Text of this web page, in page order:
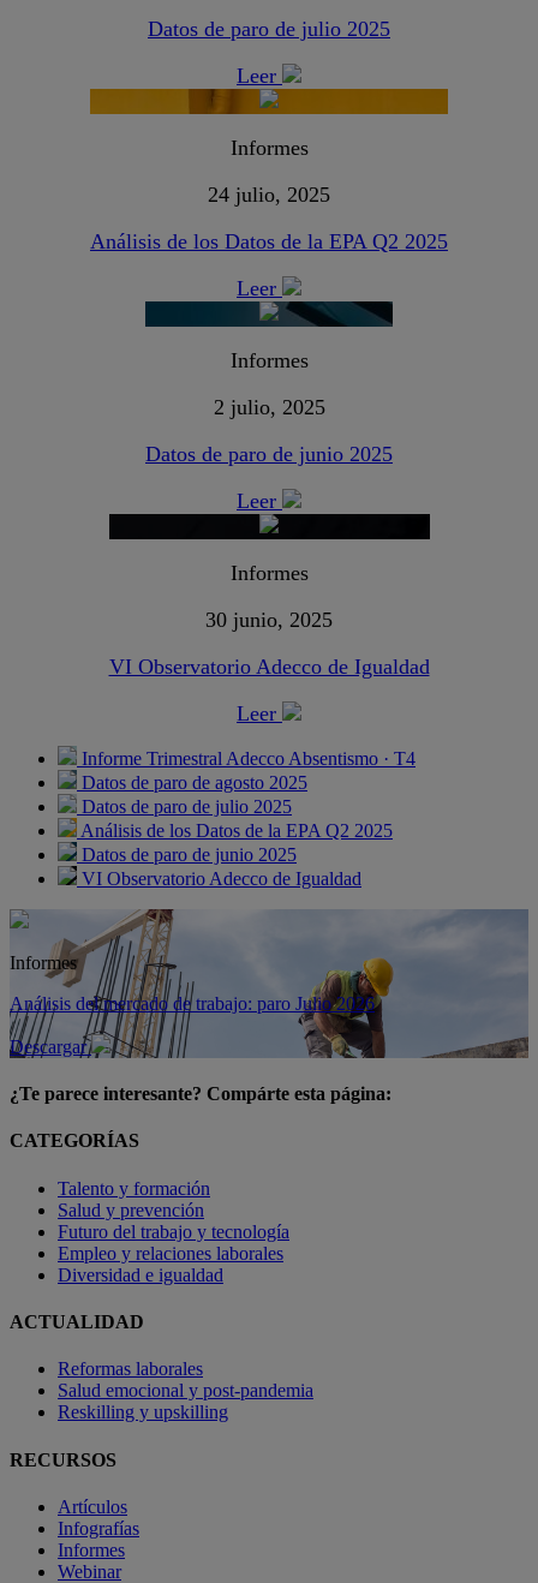
Datos de paro de julio 2025
Leer
Informes
24 julio, 2025
Análisis de los Datos de la EPA Q2 2025
Leer
Informes
2 julio, 2025
Datos de paro de junio 2025
Leer
Informes
30 junio, 2025
VI Observatorio Adecco de Igualdad
Leer
Informe Trimestral Adecco Absentismo · T4
Datos de paro de agosto 2025
Datos de paro de julio 2025
Análisis de los Datos de la EPA Q2 2025
Datos de paro de junio 2025
VI Observatorio Adecco de Igualdad
Informes
Análisis del mercado de trabajo: paro Julio 2026
Descargar
¿Te parece interesante? Compárte esta página:
CATEGORÍAS
Talento y formación
Salud y prevención
Futuro del trabajo y tecnología
Empleo y relaciones laborales
Diversidad e igualdad
ACTUALIDAD
Reformas laborales
Salud emocional y post-pandemia
Reskilling y upskilling
RECURSOS
Artículos
Infografías
Informes
Webinar